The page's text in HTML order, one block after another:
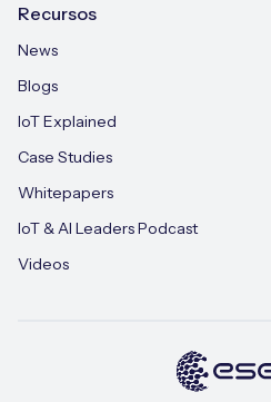
Recursos
News
Blogs
IoT Explained
Case Studies
Whitepapers
IoT & AI Leaders Podcast
Videos